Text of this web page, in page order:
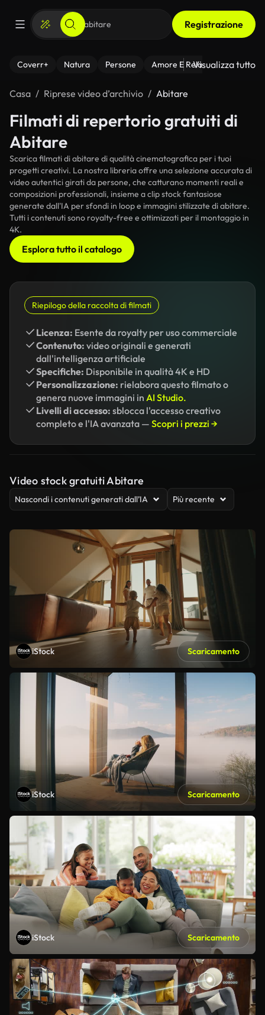
Registrazione
Coverr+ Natura Persone Amore E Relazioni Il
Visualizza tutto
Casa Riprese video d’archivio Abitare
Filmati di repertorio gratuiti di
Abitare
Scarica filmati di abitare di qualità cinematografica per i tuoi
progetti creativi. La nostra libreria offre una selezione accurata di
video autentici girati da persone, che catturano momenti reali e
composizioni professionali, insieme a clip stock fantasiose
generate dall'IA per sfondi in loop e immagini stilizzate di abitare.
Tutti i contenuti sono royalty-free e ottimizzati per il montaggio in
4K.
Esplora tutto il catalogo
Riepilogo della raccolta di filmati
Licenza: Esente da royalty per uso commerciale
Contenuto: video originali e generati
dall'intelligenza artificiale
Specifiche: Disponibile in qualità 4K e HD
Personalizzazione: rielabora questo filmato o
genera nuove immagini in AI Studio.
Livelli di accesso: sblocca l'accesso creativo
completo e l'IA avanzata — Scopri i prezzi →
Video stock gratuiti Abitare
Nascondi i contenuti generati dall’IA Più recente
iStock Scaricamento
iStock Scaricamento
iStock Scaricamento